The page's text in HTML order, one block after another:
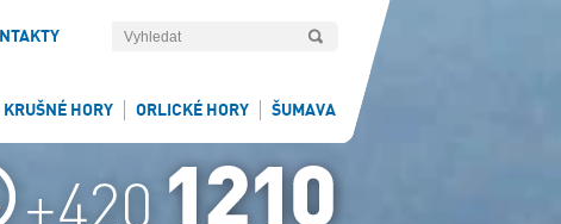
KRUŠNÉ HORY ORLICKÉ HORY ŠUMAVA